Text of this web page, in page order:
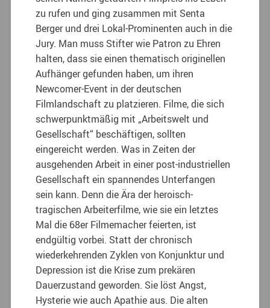
zu rufen und ging zusammen mit Senta
Berger und drei Lokal-Prominenten auch in die
Jury. Man muss Stifter wie Patron zu Ehren
halten, dass sie einen thematisch originellen
Aufhänger gefunden haben, um ihren
Newcomer-Event in der deutschen
Filmlandschaft zu platzieren. Filme, die sich
schwerpunktmäßig mit „Arbeitswelt und
Gesellschaft“ beschäftigen, sollten
eingereicht werden. Was in Zeiten der
ausgehenden Arbeit in einer post-industriellen
Gesellschaft ein spannendes Unterfangen
sein kann. Denn die Ära der heroisch-
tragischen Arbeiterfilme, wie sie ein letztes
Mal die 68er Filmemacher feierten, ist
endgültig vorbei. Statt der chronisch
wiederkehrenden Zyklen von Konjunktur und
Depression ist die Krise zum prekären
Dauerzustand geworden. Sie löst Angst,
Hysterie wie auch Apathie aus. Die alten